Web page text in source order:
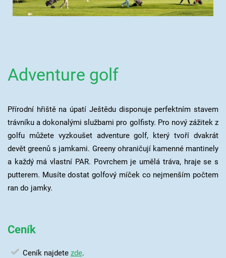
Adventure golf
Přírodní hřiště na úpatí Ještědu disponuje perfektním stavem
trávníku a dokonalými službami pro golfisty. Pro nový zážitek z
golfu můžete vyzkoušet adventure golf, který tvoří dvakrát
devět greenů s jamkami. Greeny ohraničují kamenné mantinely
a každý má vlastní PAR. Povrchem je umělá tráva, hraje se s
putterem. Musíte dostat golfový míček co nejmenším počtem
ran do jamky.
Ceník
Ceník najdete zde.